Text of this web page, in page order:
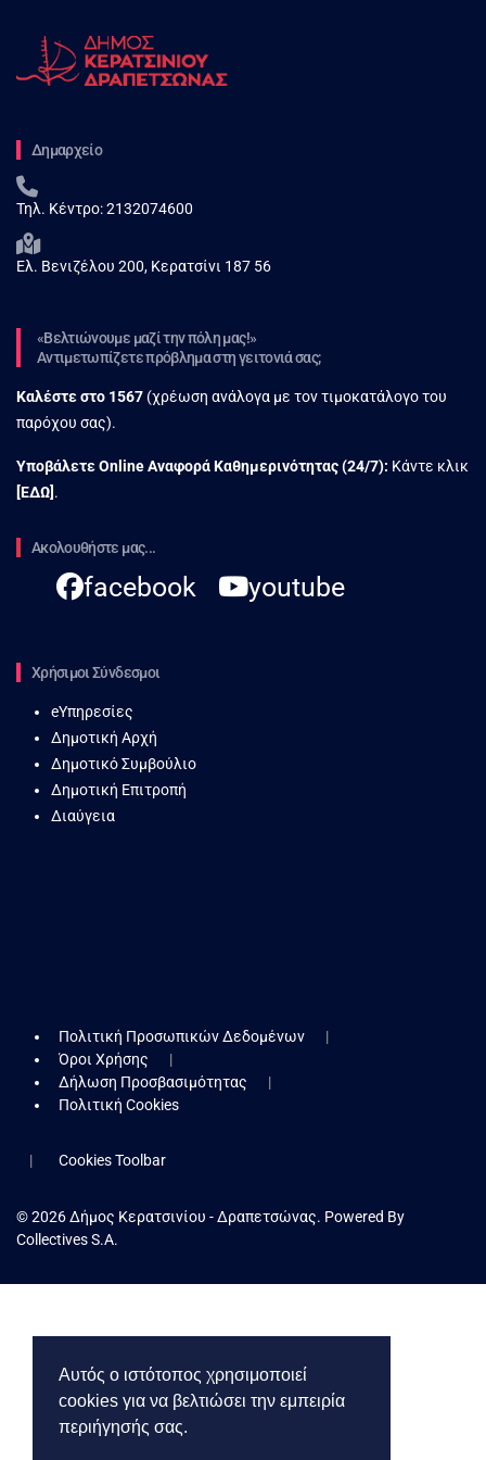
Δημαρχείο
Τηλ. Κέντρο:2132074600
Ελ. Βενιζέλου 200, Κερατσίνι 187 56
«Βελτιώνουμε μαζί την πόλη μας!»
Αντιμετωπίζετε πρόβλημα στη γειτονιά σας;
Καλέστε στο 1567 (χρέωση ανάλογα με τον τιμοκατάλογο του
παρόχου σας).
Υποβάλετε Online Αναφορά Kαθημερινότητας (24/7): Κάντε κλικ
[ΕΔΩ] .
Ακολουθήστε μας...
facebook youtube
Χρήσιμοι Σύνδεσμοι
eΥπηρεσίες
Δημοτική Αρχή
Δημοτικό Συμβούλιο
Δημοτική Επιτροπή
Διαύγεια
Πολιτική Προσωπικών Δεδομένων
Όροι Χρήσης
Δήλωση Προσβασιμότητας
Πολιτική Cookies
Cookies Toolbar
© 2026 Δήμος Κερατσινίου - Δραπετσώνας. Powered By
Collectives S.A.
Αυτός ο ιστότοπος χρησιμοποιεί
cookies για να βελτιώσει την εμπειρία
περιήγησής σας.